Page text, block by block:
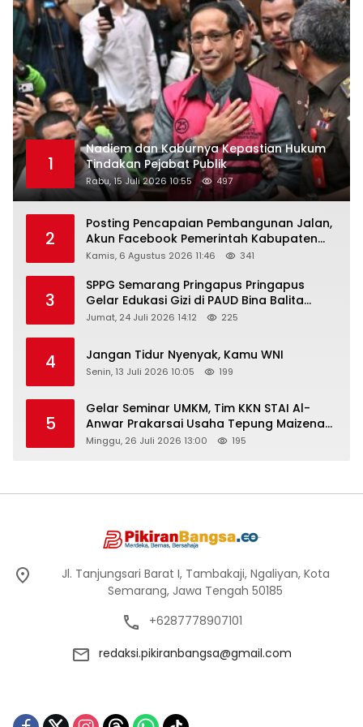
1
Nadiem dan Kaburnya Kepastian Hukum
Tindakan Pejabat Publik
Rabu, 15 Juli 2026 10:55 497
2
Posting Pencapaian Pembangunan Jalan,
Akun Facebook Pemerintah Kabupaten
Rembang “Dirujak” Warganet
Kamis, 6 Agustus 2026 11:46 341
3
SPPG Semarang Pringapus Pringapus
Gelar Edukasi Gizi di PAUD Bina Balita
Peringati Hari Anak Nasional 2026
Jumat, 24 Juli 2026 14:12 225
4 Jangan Tidur Nyenyak, Kamu WNI
Senin, 13 Juli 2026 10:05 199
5
Gelar Seminar UMKM, Tim KKN STAI Al-
Anwar Prakarsai Usaha Tepung Maizena
di Logung
Minggu, 26 Juli 2026 13:00 195
Jl. Tanjungsari Barat I, Tambakaji, Ngaliyan, Kota
Semarang, Jawa Tengah 50185
+6287778907101
redaksi.pikiranbangsa@gmail.com